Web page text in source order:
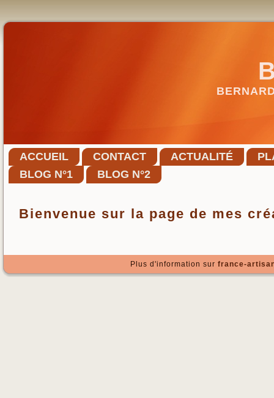
ACCUEIL CONTACT ACTUALITÉ
BLOG N°1
BLOG N°2
Bienvenue sur la page de mes
Plus d'information sur france-